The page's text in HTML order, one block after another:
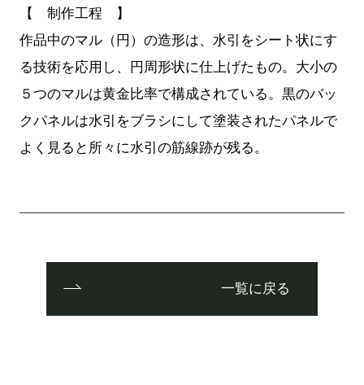
【 制作工程 】
作品中のマル（円）の造形は、水引をシート状にす
る技術を応用し、円周形状に仕上げたもの。大小の
５つのマルは黄金比率で構成されている。黒のバッ
クパネルは水引をブラシにして塗装されたパネルで
よく見ると所々に水引の筋線跡が残る。
一覧に戻る